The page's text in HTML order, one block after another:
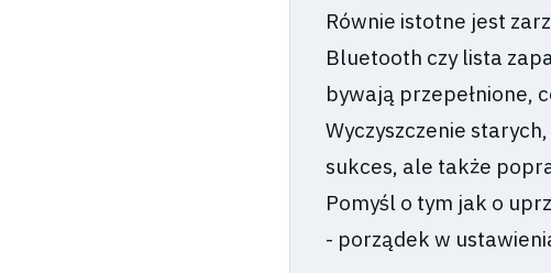
Równie istotne jest
Bluetooth czy lista
bywają przepełnione,
Wyczyszczenie
sukces, ale także
Pomyśl o tym jak o
- porządek w